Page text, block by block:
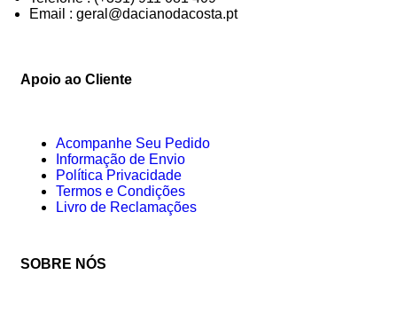
Email : geral@dacianodacosta.pt
Apoio ao Cliente
Acompanhe Seu Pedido
Informação de Envio
Política Privacidade
Termos e Condições
Livro de Reclamações
SOBRE NÓS